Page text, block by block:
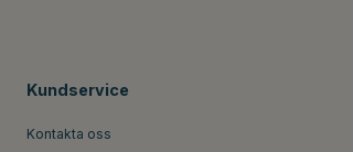
Kundservice
Kontakta oss